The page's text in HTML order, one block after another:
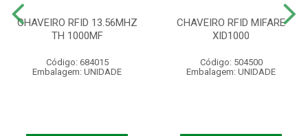
CHAVEIRO RFID 13.56MHZ
TH 1000MF
Código: 684015
Embalagem: UNIDADE
CHAVEIRO RFID MIFARE
XID1000
Código: 504500
Embalagem: UNIDADE